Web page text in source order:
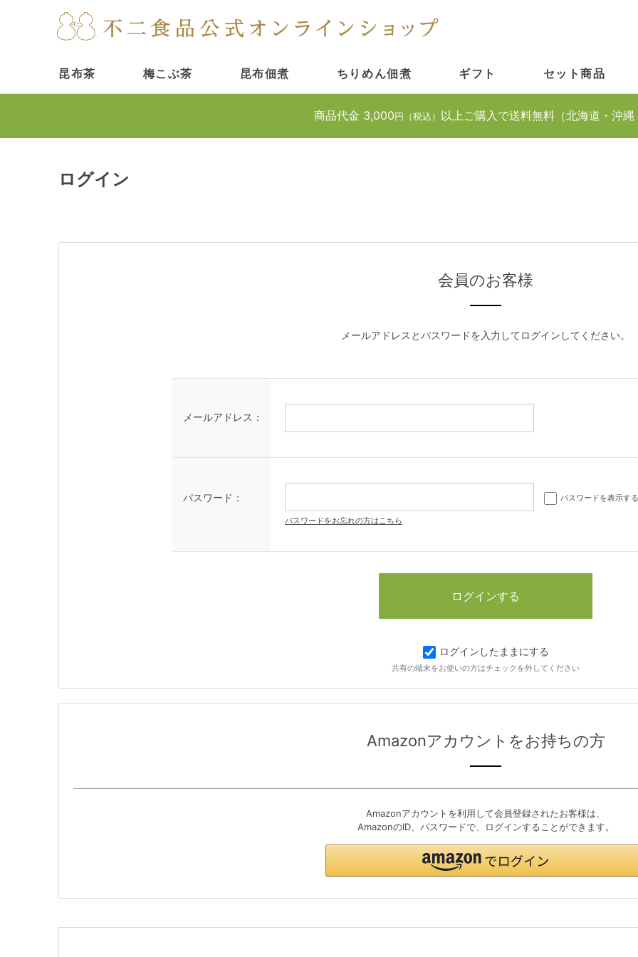
昆布茶 梅こぶ茶 昆布佃煮 ちりめん佃煮 ギフト セット商品
商品代金 3,000 円（税込） 以上ご購入で送料無料（北海道・沖
ログイン
会員のお客様
メールアドレスとパスワードを入力してログインしてください。
メールアドレス：
パスワード： パスワードを表示する
パスワードをお忘れの方はこちら
ログインしたままにする
共有の端末をお使いの方はチェックを外してください
Amazonアカウントをお持ちの方
Amazonアカウントを利用して会員登録されたお客様は、
AmazonのID、パスワードで、ログインすることができます。